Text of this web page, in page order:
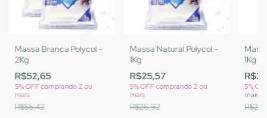
Massa Branca Polycol -
2Kg
R$52,65
5% OFFcomprando 2 ou
mais
R$55,42
Massa Natural Polycol -
1Kg
R$25,57
5% OFFcomprando 2 ou
mais
R$26,92
1Kg
5%
mais